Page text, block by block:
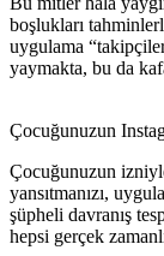
boşlukları
uygulama
yaymakta, bu da
Çocuğunuzun
Çocuğunuzun
yansıtmanızı,
şüpheli davranış
hepsi gerçek